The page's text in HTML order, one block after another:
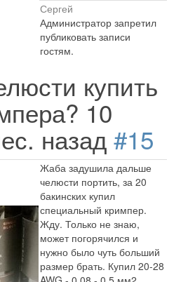
Сергей
Администратор запретил
публиковать записи
гостям.
купить
10
назад #15
Жаба задушила дальше
челюсти портить, за 20
бакинских купил
специальный кримпер.
Жду. Только не знаю,
может погорячился и
нужно было чуть больший
размер брать. Купил 20-28